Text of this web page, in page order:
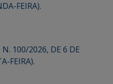
FEIRA).
100/2026, DE 6 DE
FEIRA).